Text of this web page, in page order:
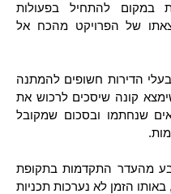
במקום להתחיל בפעולות
של הפרויקט מהכח אל
הדירות חשופים להמתנה
קונה שיסכים לרכוש את
שנחתמו ובסכום שמקובל
מהעדר התקדמות בתקופת
הזמן לא נערכות תכניות